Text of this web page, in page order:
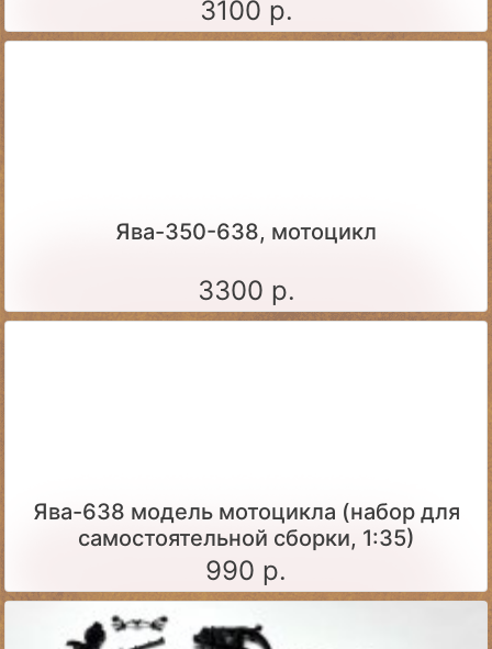
3100 р.
Ява-350-638, мотоцикл
3300 р.
Ява-638 модель мотоцикла (набор для
самостоятельной сборки, 1:35)
990 р.